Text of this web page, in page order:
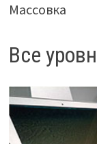
Массовка
Все